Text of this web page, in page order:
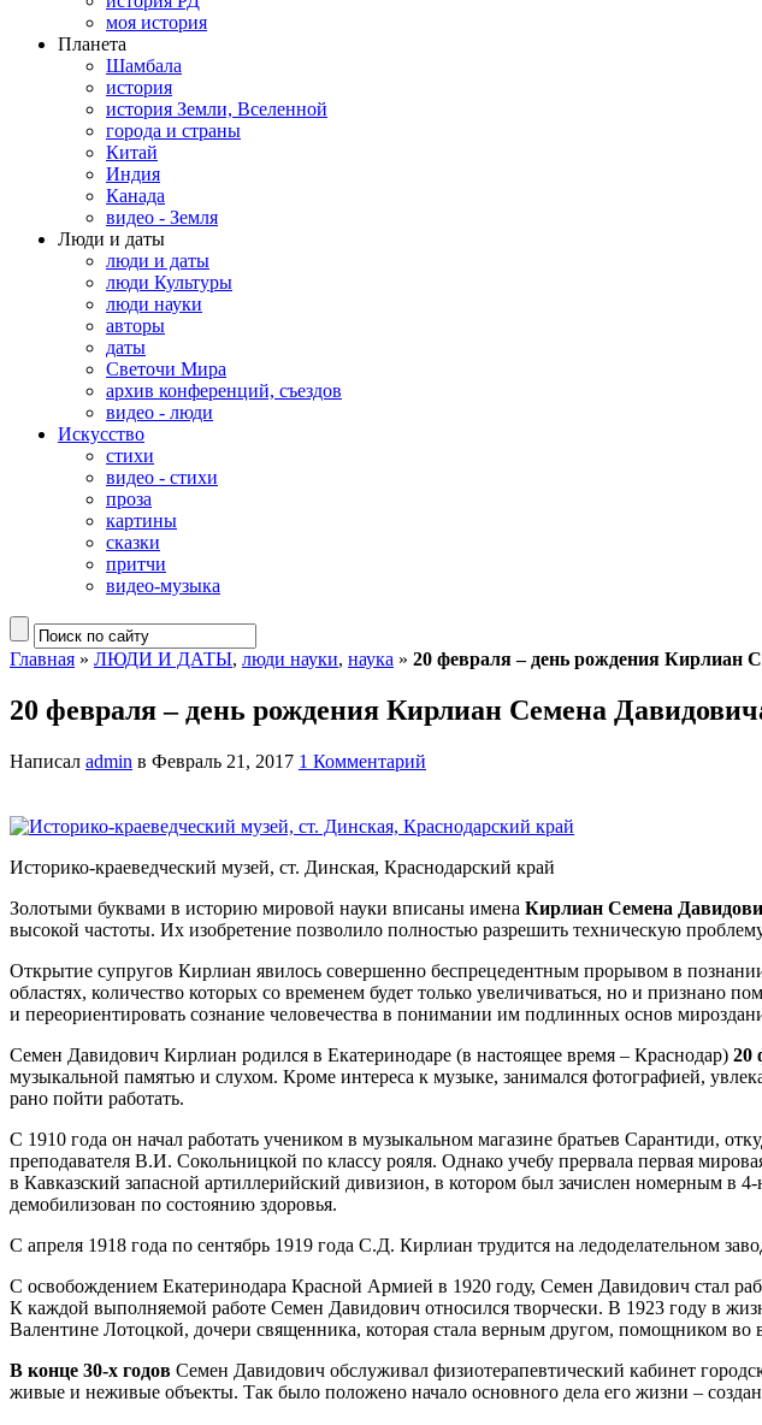
моя история
Планета
Шамбала
история
история Земли, Вселенной
города и страны
Китай
Индия
Канада
видео - Земля
Люди и даты
люди и даты
люди Культуры
люди науки
авторы
даты
Светочи Мира
архив конференций, съездов
видео - люди
Искусство
стихи
видео - стихи
проза
картины
сказки
притчи
видео-музыка
Главная » ЛЮДИ И ДАТЫ, люди науки, наука » 20 февраля – день рождения Кирлиан
20 февраля – день рождения Кирлиан Семена
Написал admin в Февраль 21, 2017 1 Комментарий
Историко-краеведческий музей, ст. Динская, Краснодарский край
Золотыми буквами в историю мировой науки вписаны имена Кирлиан Семена
высокой частоты. Их изобретение позволило полностью разрешить техническую
Открытие супругов Кирлиан явилось совершенно беспрецедентным прорывом в
областях, количество которых со временем будет только увеличиваться, но и
и переориентировать сознание человечества в понимании им подлинных основ
Семен Давидович Кирлиан родился в Екатеринодаре (в настоящее время – Краснодар) 20
музыкальной памятью и слухом. Кроме интереса к музыке, занимался фотографией,
рано пойти работать.
С 1910 года он начал работать учеником в музыкальном магазине братьев Сарантиди,
преподавателя В.И. Сокольницкой по классу рояля. Однако учебу прервала первая
в Кавказский запасной артиллерийский дивизион, в котором был зачислен номерным в
демобилизован по состоянию здоровья.
С апреля 1918 года по сентябрь 1919 года С.Д. Кирлиан трудится на ледоделательном
С освобождением Екатеринодара Красной Армией в 1920 году, Семен Давидович стал
К каждой выполняемой работе Семен Давидович относился творчески. В 1923 году в
Валентине Лотоцкой, дочери священника, которая стала верным другом, помощником во
В конце 30-х годов Семен Давидович обслуживал физиотерапевтический кабинет
живые и неживые объекты. Так было положено начало основного дела его жизни –